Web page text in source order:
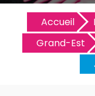
Accueil
Grand-Est